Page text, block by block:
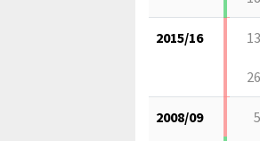
2015/16
2008/09